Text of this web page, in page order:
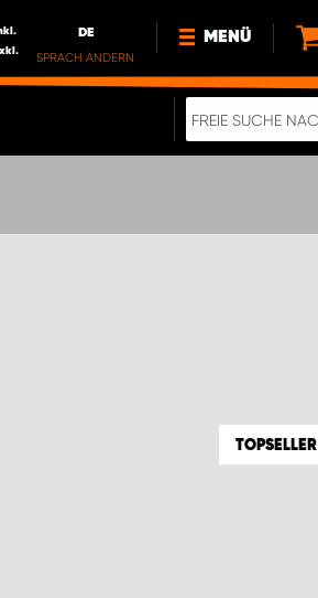
DE
SPRACH ÄNDERN
MENÜ
NEWS
TOPSELLER